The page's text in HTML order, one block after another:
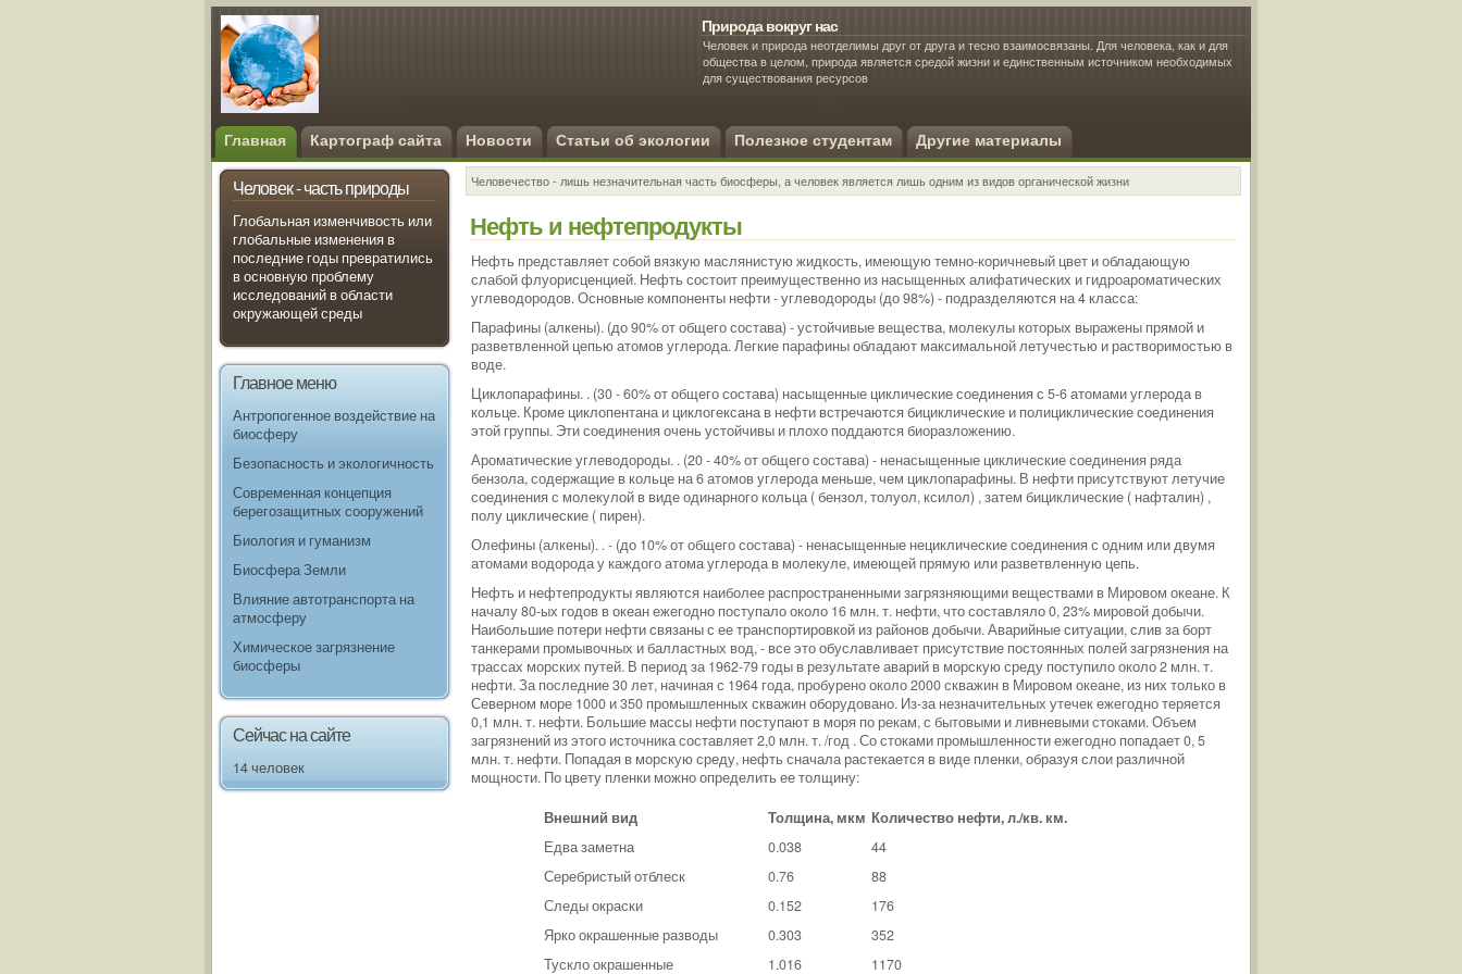
Природа вокруг нас
Человек и природа неотделимы друг от друга и тесно взаимосвязаны. Для человека, как и для
общества в целом, природа является средой жизни и единственным источником необходимых
для существования ресурсов
Главная Картограф сайта Новости Статьи об экологии Полезное студентам Другие материалы
Человек - часть природы
Глобальная изменчивость или
глобальные изменения в
последние годы превратились
в основную проблему
исследований в области
окружающей среды
Главное меню
Антропогенное воздействие на
биосферу
Безопасность и экологичность
Современная концепция
берегозащитных сооружений
Биология и гуманизм
Биосфера Земли
Влияние автотранспорта на
атмосферу
Химическое загрязнение
биосферы
Сейчас на сайте
14 человек
Человечество - лишь незначительная часть биосферы, а человек является лишь одним из видов органической жизни
Нефть и нефтепродукты
Нефть представляет собой вязкую маслянистую жидкость, имеющую темно-коричневый цвет и обладающую
слабой флуорисценцией. Нефть состоит преимущественно из насыщенных алифатических и гидроароматических
углеводородов. Основные компоненты нефти - углеводороды (до 98%) - подразделяются на 4 класса:
Парафины (алкены). (до 90% от общего состава) - устойчивые вещества, молекулы которых выражены прямой и
разветвленной цепью атомов углерода. Легкие парафины обладают максимальной летучестью и растворимостью в
воде.
Циклопарафины. . (30 - 60% от общего состава) насыщенные циклические соединения с 5-6 атомами углерода в
кольце. Кроме циклопентана и циклогексана в нефти встречаются бициклические и полициклические соединения
этой группы. Эти соединения очень устойчивы и плохо поддаются биоразложению.
Ароматические углеводороды. . (20 - 40% от общего состава) - ненасыщенные циклические соединения ряда
бензола, содержащие в кольце на 6 атомов углерода меньше, чем циклопарафины. В нефти присутствуют летучие
соединения с молекулой в виде одинарного кольца ( бензол, толуол, ксилол) , затем бициклические ( нафталин) ,
полу циклические ( пирен).
Олефины (алкены). . - (до 10% от общего состава) - ненасыщенные нециклические соединения с одним или двумя
атомами водорода у каждого атома углерода в молекуле, имеющей прямую или разветвленную цепь.
Нефть и нефтепродукты являются наиболее распространенными загрязняющими веществами в Мировом океане. К
началу 80-ых годов в океан ежегодно поступало около 16 млн. т. нефти, что составляло 0, 23% мировой добычи.
Наибольшие потери нефти связаны с ее транспортировкой из районов добычи. Аварийные ситуации, слив за борт
танкерами промывочных и балластных вод, - все это обуславливает присутствие постоянных полей загрязнения на
трассах морских путей. В период за 1962-79 годы в результате аварий в морскую среду поступило около 2 млн. т.
нефти. За последние 30 лет, начиная с 1964 года, пробурено около 2000 скважин в Мировом океане, из них только в
Северном море 1000 и 350 промышленных скважин оборудовано. Из-за незначительных утечек ежегодно теряется
0,1 млн. т. нефти. Большие массы нефти поступают в моря по рекам, с бытовыми и ливневыми стоками. Объем
загрязнений из этого источника составляет 2,0 млн. т. /год . Со стоками промышленности ежегодно попадает 0, 5
млн. т. нефти. Попадая в морскую среду, нефть сначала растекается в виде пленки, образуя слои различной
мощности. По цвету пленки можно определить ее толщину:
Внешний вид Толщина, мкм Количество нефти, л./кв. км.
Едва заметна
0.038
44
Серебристый отблеск
0.76
88
Следы окраски
0.152
176
Ярко окрашенные разводы
0.303
352
Тускло окрашенные
1.016 1170